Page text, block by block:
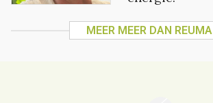
MEER MEER DAN REUMA